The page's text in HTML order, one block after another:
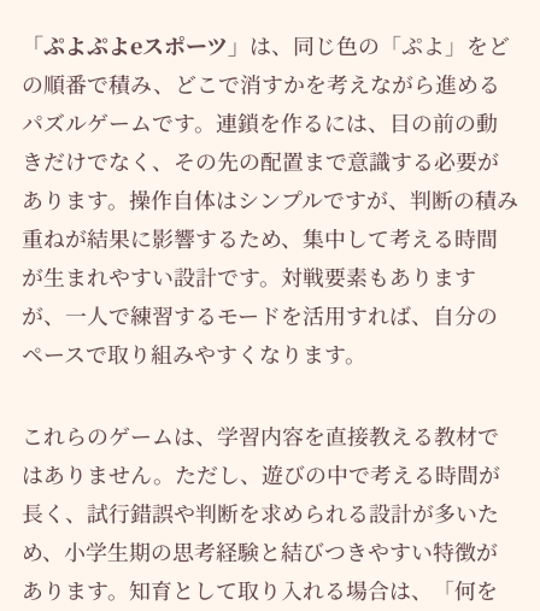
「ぷよぷよeスポーツ」 は、同じ色の「ぷよ」をど
の順番で積み、どこで消すかを考えながら進める
パズルゲームです。連鎖を作るには、目の前の動
きだけでなく、その先の配置まで意識する必要が
あります。操作自体はシンプルですが、判断の積み
重ねが結果に影響するため、集中して考える時間
が生まれやすい設計です。対戦要素もあります
が、一人で練習するモードを活用すれば、自分の
ペースで取り組みやすくなります。
これらのゲームは、学習内容を直接教える教材で
はありません。ただし、遊びの中で考える時間が
長く、試行錯誤や判断を求められる設計が多いた
め、小学生期の思考経験と結びつきやすい特徴が
あります。知育として取り入れる場合は、「何を